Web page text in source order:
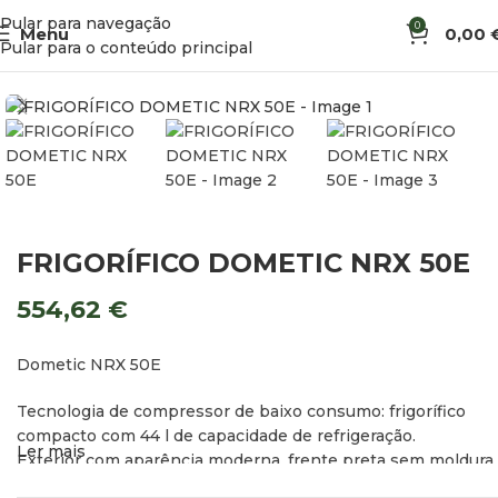
Pular para navegação
Pular para o conteúdo principal
Menu 0 0,00
Início Arcas e Frigoríficos Frigoríficos Compressores
FRIGORÍFICO DOMETIC NRX 50E
554,62 €
Dometic NRX 50E
Tecnologia de compressor de baixo consumo: frigorífico
compacto com 44 l de capacidade de refrigeração.
Exterior com aparência moderna, frente preta sem moldura
Ler mais